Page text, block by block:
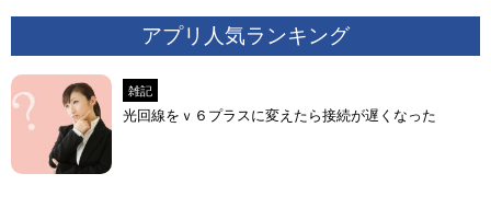
アプリ人気ランキング
雑記
光回線をｖ６プラスに変えたら接続が遅くなった